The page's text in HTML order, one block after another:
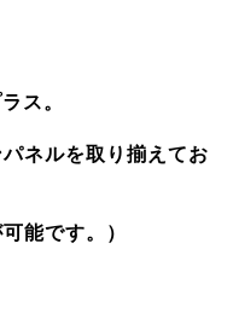
ス。
ネルを取り揃えてお
能です。）